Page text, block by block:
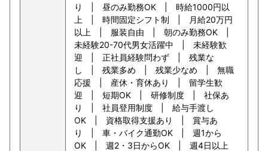
り | 昼のみ勤務OK | 時給1000円以
上 | 時間固定シフト制 | 月給20万円
以上 | 服装自由 | 朝のみ勤務OK |
未経験20-70代男女活躍中 | 未経験歓
迎 | 正社員経験問わず | 残業な
し | 残業多め | 残業少なめ | 無職
応援 | 産休・育休あり | 留学生歓
迎 | 短期OK | 研修制度 | 社保あ
り | 社員登用制度 | 給与手渡し
OK | 資格取得支援あり | 賞与あ
り | 車・バイク通勤OK | 週1から
OK | 週2・3日からOK | 週4日以上